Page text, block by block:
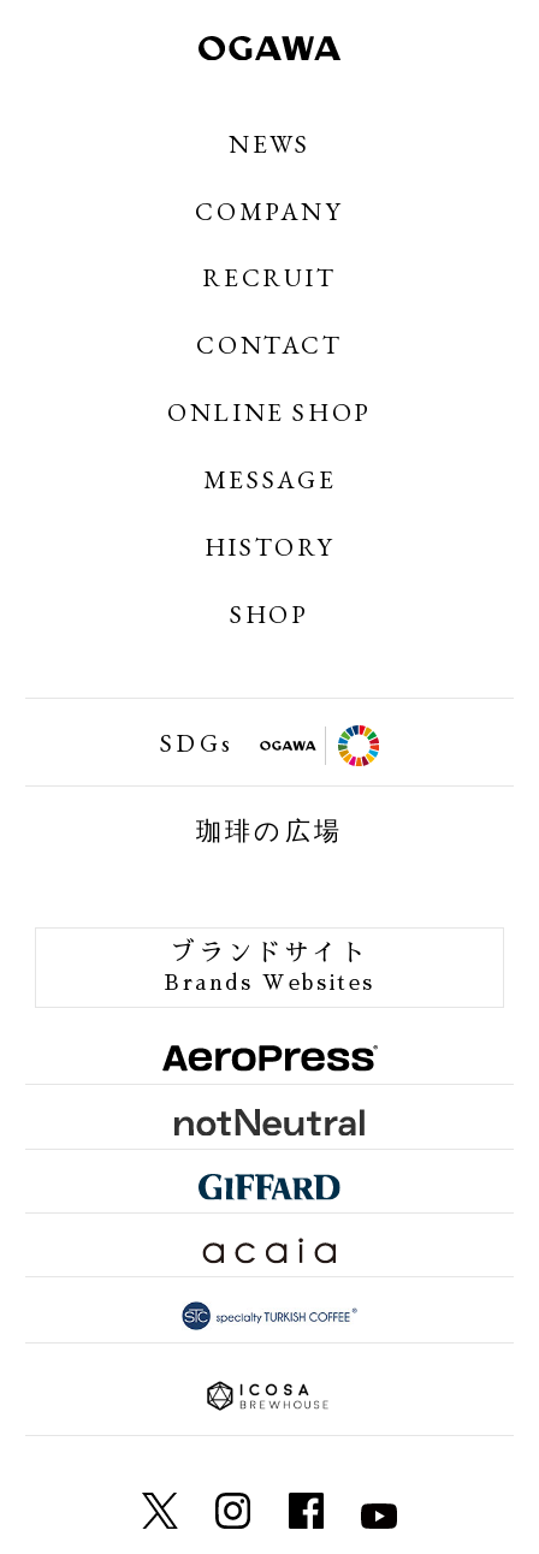
NEWS
COMPANY
RECRUIT
OGAWA COFFEE
OGAWA COFFEE CREATES
CONTACT
ONLINE SHOP
OGAWA COFFEE ONLINE SHOP
OGAWA COFFEE LABORATORY ONLINE
小川珈琲業務用オンラインショップ
MESSAGE
HISTORY
SHOP
SDGs
FAIRTRAID
ORGANIC JAS
ORANG UTAN COFFEE
ONE of LOVE PROJECT
GROUNDS FOR HEALTH
FUN TO SHARE
PINK RIBBON KYOTO
SDGsとは
珈琲の広場
ブランドサイト
Brands Websites